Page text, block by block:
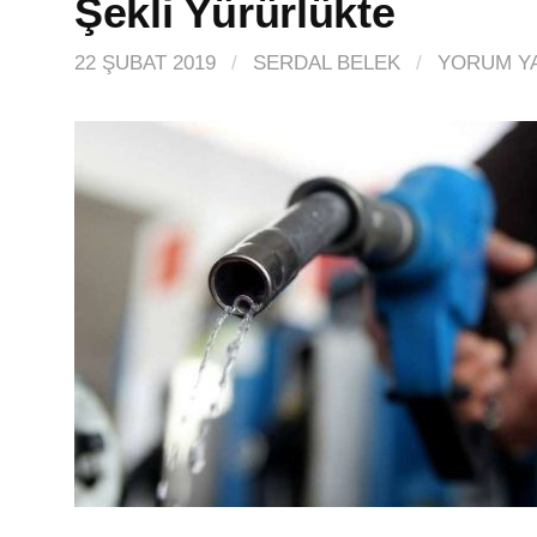
Şekli Yürürlükte
22 ŞUBAT 2019 / SERDAL BELEK / YORUM